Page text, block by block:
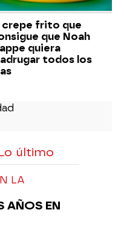
crepe frito que
que Noah
quiera
todos los
último
LA
AÑOS EN